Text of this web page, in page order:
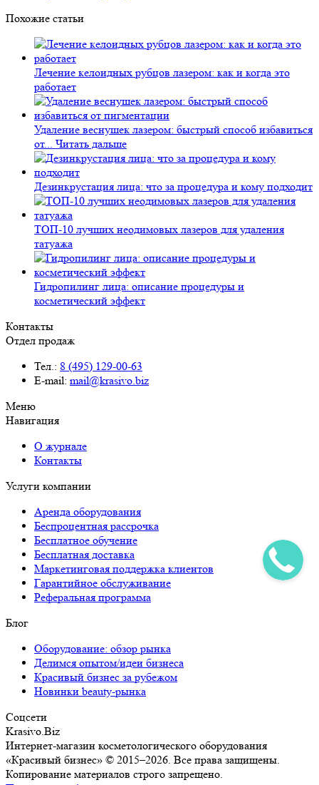
Похожие статьи
Лечение келоидных рубцов лазером: как и когда это
работает
Удаление веснушек лазером: быстрый способ избавиться
от... Читать дальше
Дезинкрустация лица: что за процедура и кому подходит
ТОП-10 лучших неодимовых лазеров для удаления
татуажа
Гидропилинг лица: описание процедуры и
косметический эффект
Контакты
Отдел продаж
Тел.: 8 (495) 129-00-63
E-mail: mail@krasivo.biz
Меню
Навигация
О журнале
Контакты
Услуги компании
Аренда оборудования
Беспроцентная рассрочка
Бесплатное обучение
Бесплатная доставка
Маркетинговая поддержка клиентов
Гарантийное обслуживание
Реферальная программа
Блог
Оборудование: обзор рынка
Делимся опытом/идеи бизнеса
Красивый бизнес за рубежом
Новинки beauty-рынка
Соцсети
Krasivo.Biz
Интернет-магазин косметологического оборудования
«Красивый бизнес» © 2015–2026. Все права защищены.
Копирование материалов строго запрещено.